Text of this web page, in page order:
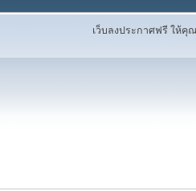
เว็บลงประกาศฟรี ให้